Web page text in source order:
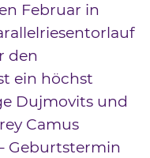
Februar in
den
ein höchst
Dujmovits und
Camus
Geburtstermin